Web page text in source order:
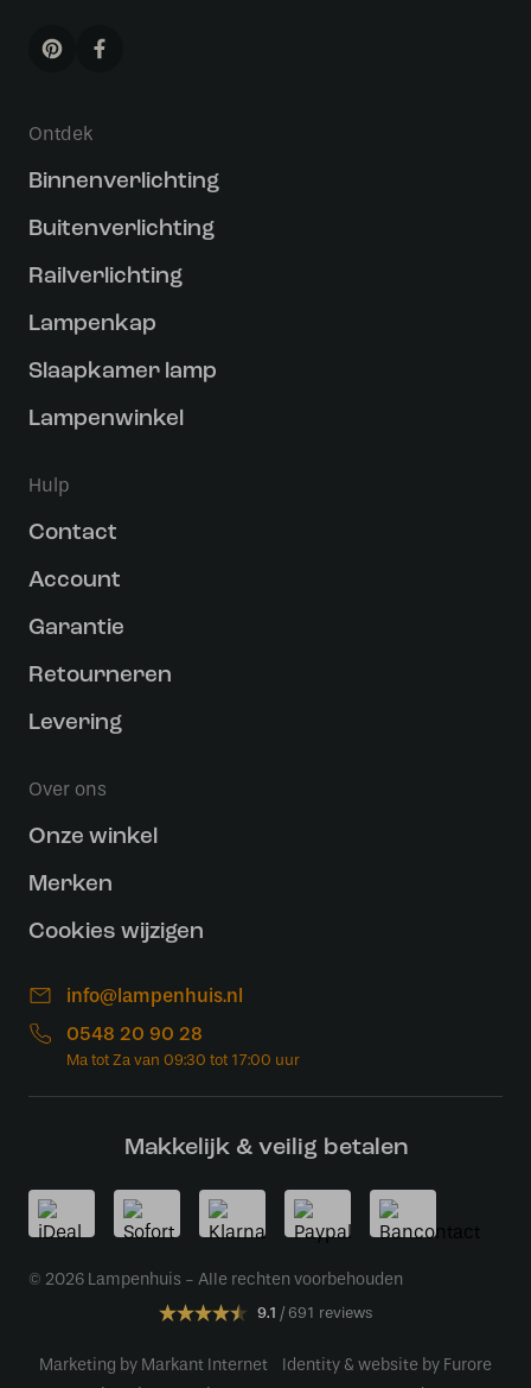
Ontdek
Binnenverlichting
Buitenverlichting
Railverlichting
Lampenkap
Slaapkamer lamp
Lampenwinkel
Hulp
Contact
Account
Garantie
Retourneren
Levering
Over ons
Onze winkel
Merken
Cookies wijzigen
info@lampenhuis.nl
0548 20 90 28
Makkelijk & veilig betalen
© 2026 Lampenhuis - Alle rechten voorbehouden
9.1 691 reviews
Marketing by Markant Internet
Identity & website by Furore